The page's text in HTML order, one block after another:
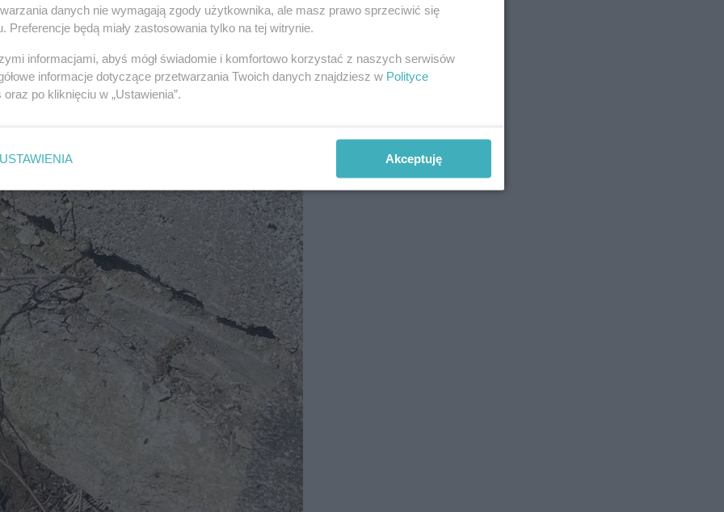
ze strażnikami
zgłoszenie dotyczące borsuka, który zagnieździł
dzikie zwierzę współpracowało ze strażnikami, którzy
trudności pozwolił się umieścić w metalowej klatce.
odzyskał wolność.
danych nie wymagają zgody użytkownika, ale masz prawo sprzeciwić się
Preferencje będą miały zastosowania tylko na tej witrynie.
informacjami, abyś mógł świadomie i komfortowo korzystać z naszych serwisów
informacje dotyczące przetwarzania Twoich danych znajdziesz w Polityce
oraz po kliknięciu w „Ustawienia”.
USTAWIENIA Akceptuję